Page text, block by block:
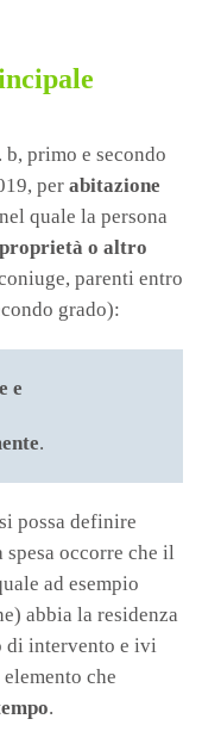
primo e secondo
per abitazione
quale la persona
proprietà o altro
parenti entro
grado):
e
.
possa definire
occorre che il
ad esempio
abbia la residenza
di intervento e ivi
che
.